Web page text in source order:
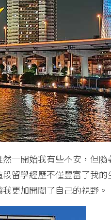
一開始我有些不安，但
留學經歷不僅豐富了我
更加開闊了自己的視野。